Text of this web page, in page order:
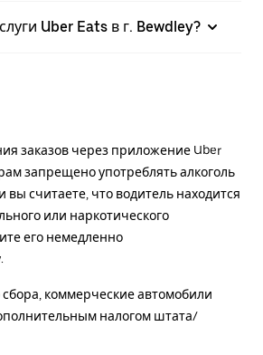
Uber Eats в г. Bewdley?
заказов через приложение Uber
запрещено употреблять алкоголь
вы считаете, что водитель находится
или наркотического
его немедленно
коммерческие автомобили
налогом штата/